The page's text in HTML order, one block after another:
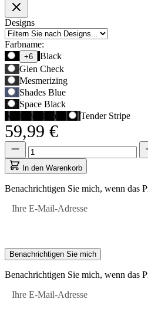
Produktoptionen
Designs
Farbname:
Verwenden
Sie
die
Tabulatortaste,
um
zur
ersten
Auswahloption
zu
navigieren,
und
anschließend
Pfeiltasten,
zwischen
wechseln.
+6
Black
Glen Check
Mesmerizing
Shades Blue
Space Black
Nicht verfügbar
Tender Stripe
59,99 €
Menge
aktualisiert
auf
1
Menge
In den Warenkorb
Benachrichtigen Sie mich, wenn das
Ihre E-Mail-Adresse
Benachrichtigen Sie mich
Benachrichtigen Sie mich, wenn das
Ihre E-Mail-Adresse